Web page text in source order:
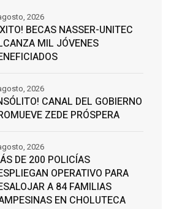
BECAS NASSER-UNITEC
MIL JÓVENES
2026
CANAL DEL GOBIERNO
ZEDE PRÓSPERA
2026
DE 200 POLICÍAS
OPERATIVO PARA
A 84 FAMILIAS
EN CHOLUTECA
2026